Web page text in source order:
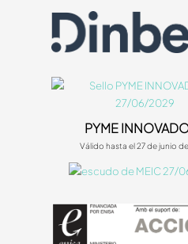
PYME
Válido hasta el 27 de junio